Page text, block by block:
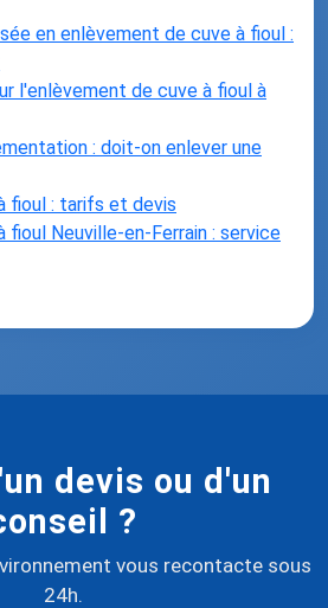
en enlèvement de cuve à fioul :
l'enlèvement de cuve à fioul à
: doit-on enlever une
fioul : tarifs et devis
fioul Neuville-en-Ferrain : service
devis ou d'un
?
vous recontacte sous
24h.